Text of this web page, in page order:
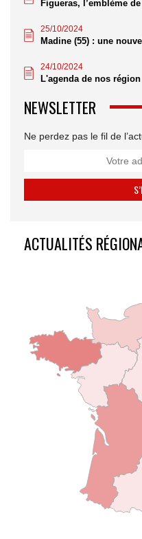
Figueras, l’emblème
25/10/2024
Madine (55) : une
24/10/2024
L'agenda de nos
NEWSLETTER
Ne perdez pas le fil de
ACTUALITÉS